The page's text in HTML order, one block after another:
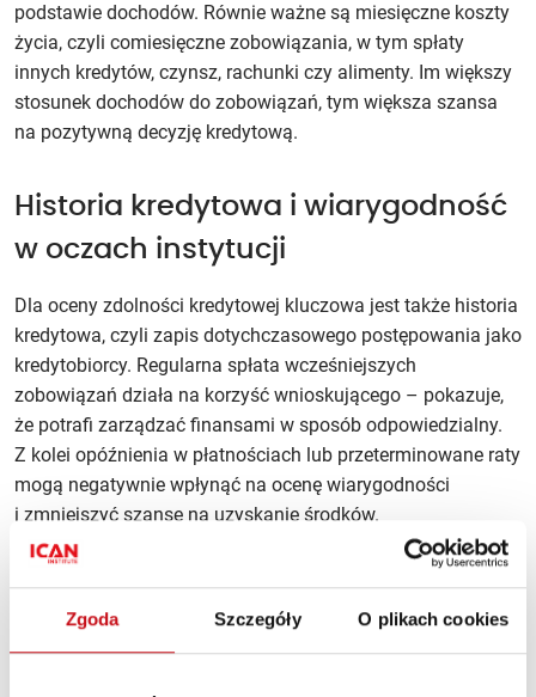
Zgoda Szczegóły O plikach cookies
podstawie dochodów. Równie ważne są miesięczne koszty
życia, czyli comiesięczne zobowiązania, w tym spłaty
innych kredytów, czynsz, rachunki czy alimenty. Im większy
stosunek dochodów do zobowiązań, tym większa szansa
na pozytywną decyzję kredytową.
Historia kredytowa i wiarygodność
w oczach instytucji
Dla oceny zdolności kredytowej kluczowa jest także historia
kredytowa, czyli zapis dotychczasowego postępowania jako
kredytobiorcy. Regularna spłata wcześniejszych
zobowiązań działa na korzyść wnioskującego – pokazuje,
że potrafi zarządzać finansami w sposób odpowiedzialny.
Z kolei opóźnienia w płatnościach lub przeterminowane raty
mogą negatywnie wpłynąć na ocenę wiarygodności
i zmniejszyć szanse na uzyskanie środków.
Warto zatem przed złożeniem wniosku zadbać
o uporządkowanie swojej sytuacji kredytowej. Spłata
zaległości, zamknięcie niepotrzebnych kart kredytowych
i unikanie dodatkowych zobowiązań mogą znacząco